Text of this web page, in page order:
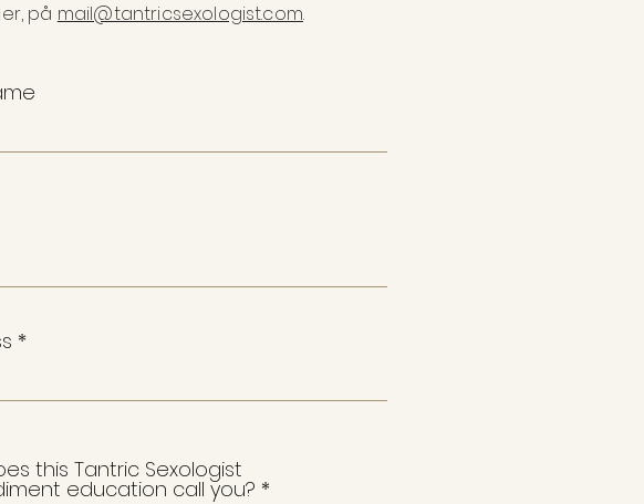
på mail@tantricsexologist.com.
this Tantric Sexologist
education call you?